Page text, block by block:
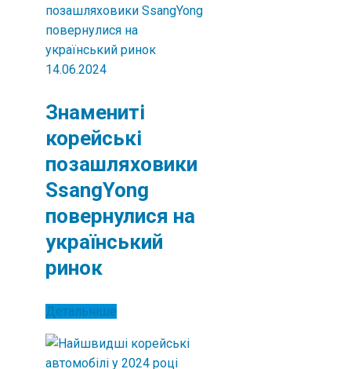
14.06.2024
Знамениті
корейські
позашляховики
SsangYong
повернулися на
український
ринок
Детальніше